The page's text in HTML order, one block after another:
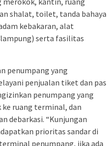
shalat, toilet, tanda bahaya
kebakaran, alat
serta fasilitas
penumpang yang
penjualan tiket dan pas
penumpang yang
ruang terminal, dan
debarkasi. “Kunjungan
prioritas sandar di
penumpang, jika ada